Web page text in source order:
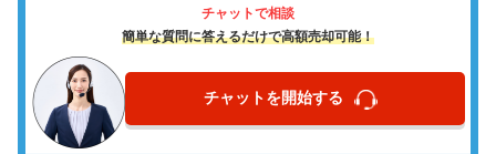
チャットで相談
簡単な質問に答えるだけで高額売却可能！
チャットを開始する